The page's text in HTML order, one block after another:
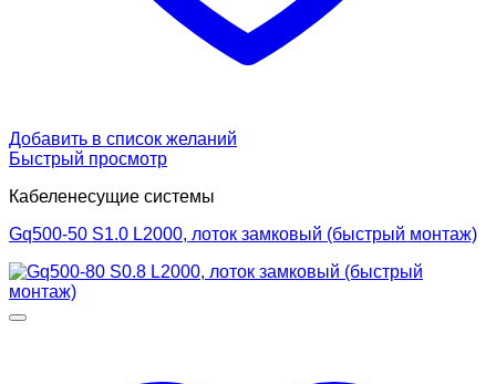
Добавить в список желаний
Быстрый просмотр
Кабеленесущие системы
Gq500-50 S1.0 L2000, лоток замковый (быстрый монтаж)